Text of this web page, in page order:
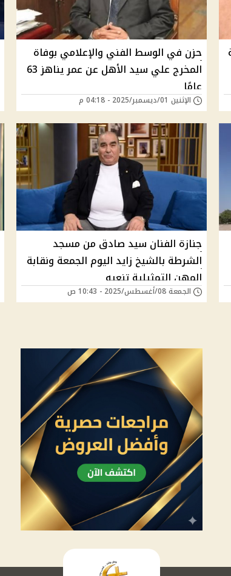
حزن في الوسط الفني والإعلامي بوفاة
المخرج علي سيد الأهل عن عمر يناهز 63
عامًا
الإثنين 01/ديسمبر/2025 - 04:18 م
جنازة الفنان سيد صادق من مسجد
الشرطة بالشيخ زايد اليوم الجمعة ونقابة
المهن التمثيلية تنعيه
الجمعة 08/أغسطس/2025 - 10:43 ص